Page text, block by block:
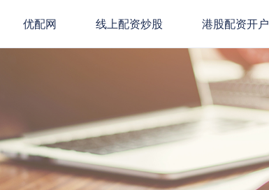
优配网 线上配资炒股 港股配资开户